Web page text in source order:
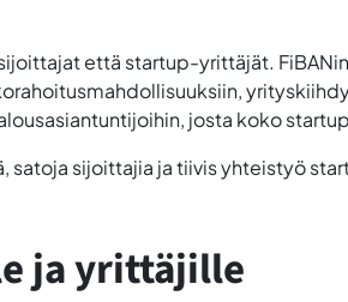
että startup-yrittäjät.
josta koko
satoja sijoittajia ja tiivis yhteistyö
ja yrittäjille